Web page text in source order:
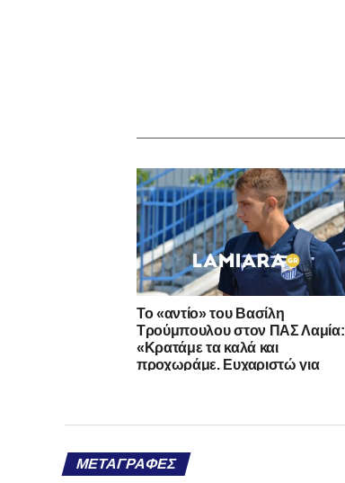
Το «αντίο» του Βασίλη
Τρούμπουλου στον ΠΑΣ Λαμία:
«Κρατάμε τα καλά και
προχωράμε. Ευχαριστώ για
ΜΕΤΑΓΡΑΦΈΣ